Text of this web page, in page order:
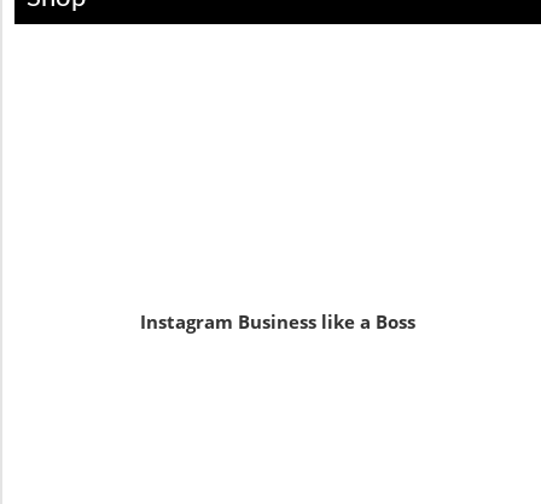
Instagram Business like a Boss